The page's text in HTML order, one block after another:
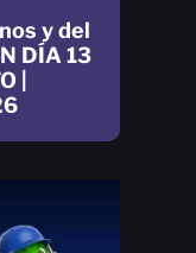
y del
DÍA 13
|